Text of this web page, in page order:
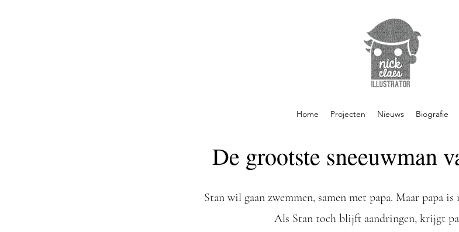
Home Projecten Nieuws Biografie
De grootste sneeuwman
Stan wil gaan zwemmen, samen met papa. Maar papa
Als Stan toch blijft aandringen, krijgt